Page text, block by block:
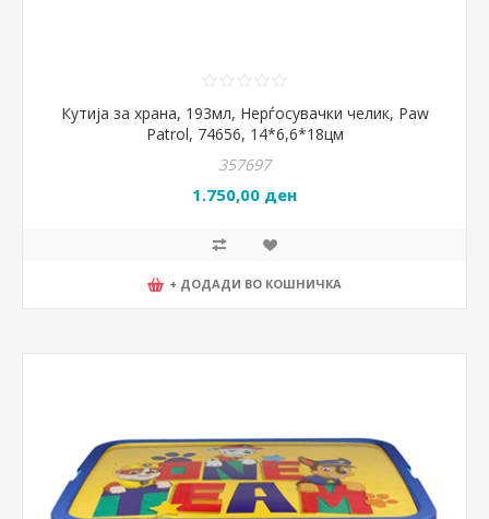
Кутија за храна, 193мл, Нерѓосувачки челик, Paw
Patrol, 74656, 14*6,6*18цм
357697
1.750,00 ден
+ ДОДАДИ ВО КОШНИЧКА